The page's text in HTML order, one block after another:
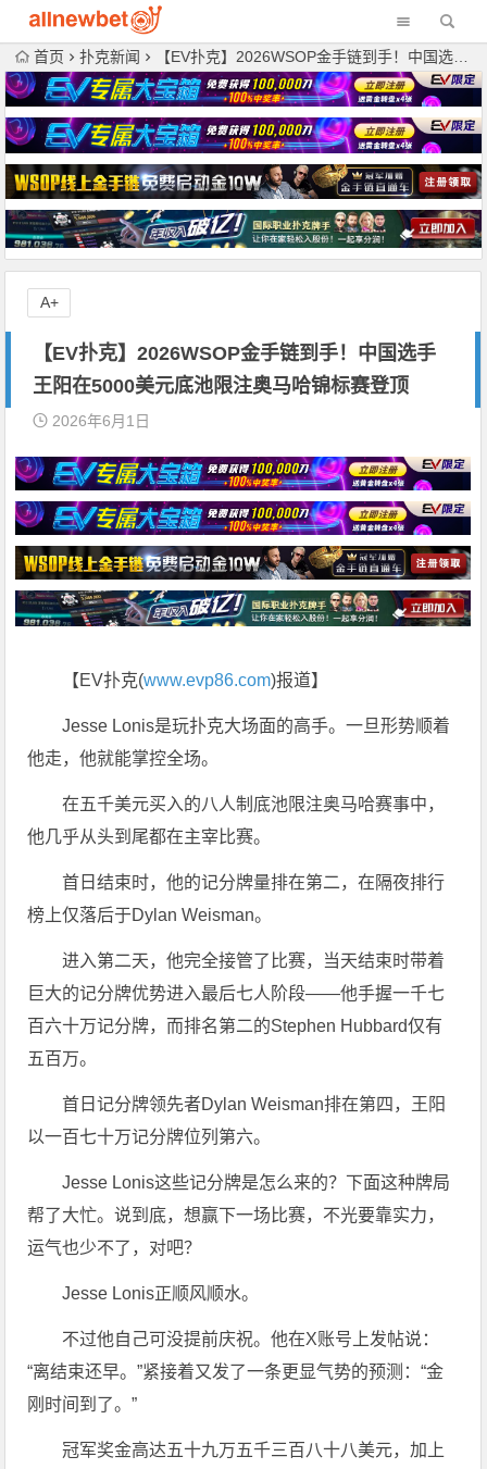
首页 扑克新闻 【EV扑克】2026WSOP金手链到手！中国选手王阳在5000美元底池限注奥马哈锦标赛登顶
【EV扑克】2026WSOP金手链到手！中国选手
王阳在5000美元底池限注奥马哈锦标赛登顶
2026年6月1日
【EV扑克(www.evp86.com)报道】
Jesse Lonis是玩扑克大场面的高手。一旦形势顺着
他走，他就能掌控全场。
在五千美元买入的八人制底池限注奥马哈赛事中，
他几乎从头到尾都在主宰比赛。
首日结束时，他的记分牌量排在第二，在隔夜排行
榜上仅落后于Dylan Weisman。
进入第二天，他完全接管了比赛，当天结束时带着
巨大的记分牌优势进入最后七人阶段——他手握一千七
百六十万记分牌，而排名第二的Stephen Hubbard仅有
五百万。
首日记分牌领先者Dylan Weisman排在第四，王阳
以一百七十万记分牌位列第六。
Jesse Lonis这些记分牌是怎么来的？下面这种牌局
帮了大忙。说到底，想赢下一场比赛，不光要靠实力，
运气也少不了，对吧？
Jesse Lonis正顺风顺水。
不过他自己可没提前庆祝。他在X账号上发帖说：
“离结束还早。”紧接着又发了一条更显气势的预测：“金
刚时间到了。”
冠军奖金高达五十九万五千三百八十八美元，加上
A+